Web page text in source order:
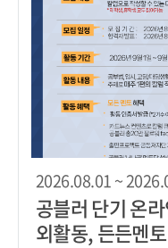
2026.08.01 ~
공블러 단기 온
외활동, 든든멘